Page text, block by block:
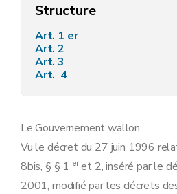
Structure
Art. 1 er
Art. 2
Art. 3
Art. 4
Le Gouvernement wallon,
Vu le décret du 27 juin 1996
8bis, § § 1 eret 2, inséré par le
2001, modifié par les décrets